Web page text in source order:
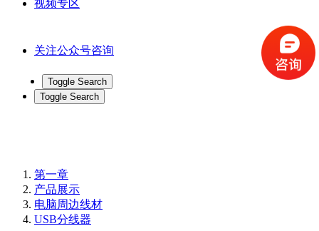
视频专区
关注公众号咨询
Toggle Search
Toggle Search
第一章
产品展示
电脑周边线材
USB分线器